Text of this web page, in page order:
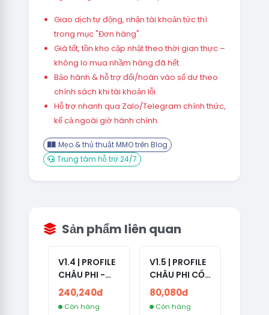
Giao dịch tự động, nhận tài khoản tức thì
trong mục "Đơn hàng".
Giá tốt, tồn kho cập nhật theo thời gian thực –
không lo mua nhầm hàng đã hết.
Bảo hành & hỗ trợ đổi/hoàn vào số dư theo
chính sách khi tài khoản lỗi.
Hỗ trợ nhanh qua Zalo/Telegram chính thức,
kể cả ngoài giờ hành chính.
Mẹo & thủ thuật MMO trên Blog
Trung tâm hỗ trợ 24/7
Sản phẩm liên quan
V1.4 | PROFILE
CHÂU PHI -
ETHIOPIA CỔ -
NO 2FA -
RANDOM BẠN
240,240đ
Còn hàng
V1.5 | PROFILE
CHÂU PHI CỔ
- NO 2FA -
LẪN 2024 -
LIVE ADS
80,080đ
Còn hàng